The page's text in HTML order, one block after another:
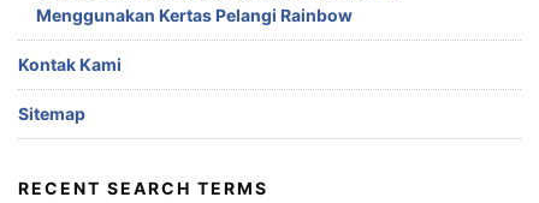
Menggunakan Kertas Pelangi Rainbow
Kontak Kami
Sitemap
RECENT SEARCH TERMS